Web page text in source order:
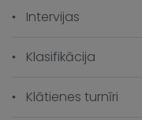
Intervijas
Klasifikācija
Klātienes turnīri